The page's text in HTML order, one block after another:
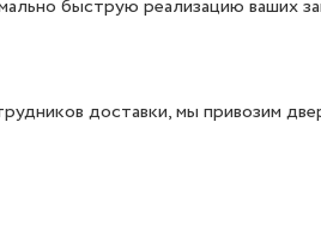
быструю реализацию ваших
доставки, мы привозим